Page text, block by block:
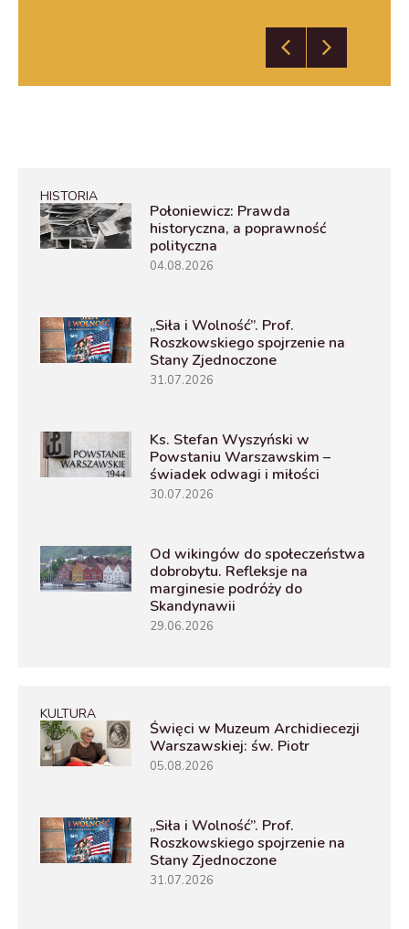
HISTORIA
Połoniewicz: Prawda
historyczna, a poprawność
polityczna
04.08.2026
„Siła i Wolność”. Prof.
Roszkowskiego spojrzenie na
Stany Zjednoczone
31.07.2026
Ks. Stefan Wyszyński w
Powstaniu Warszawskim –
świadek odwagi i miłości
30.07.2026
Od wikingów do społeczeństwa
dobrobytu. Refleksje na
marginesie podróży do
Skandynawii
29.06.2026
KULTURA
Święci w Muzeum Archidiecezji
Warszawskiej: św. Piotr
05.08.2026
„Siła i Wolność”. Prof.
Roszkowskiego spojrzenie na
Stany Zjednoczone
31.07.2026